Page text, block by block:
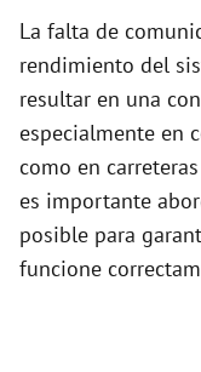
La falta de
rendimiento del
resultar en una
especialmente en
como en
es importante
posible para
funcione